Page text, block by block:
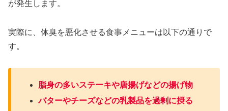
が発生します。
実際に、体臭を悪化させる食事メニューは以下の通りで
す。
脂身の多いステーキや唐揚げなどの揚げ物
バターやチーズなどの乳製品を過剰に摂る